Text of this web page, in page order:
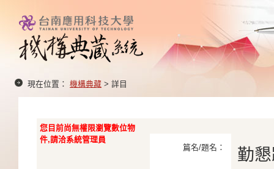
現在位置： 機構典藏 > 詳目
您目前尚無權限瀏覽數位物
件,請洽系統管理員
篇名/題名：
勤